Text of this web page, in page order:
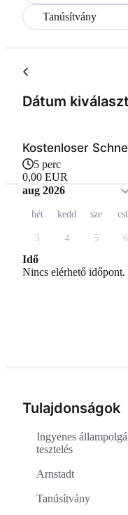
Tanúsítvány
Tulajdonságok
Ingyenes
tesztelés
Arnstadt
Tanúsítvány
Dátum
Kostenloser
5 perc
0,00 EUR
aug 2026
hét kedd sze
3 4 5 6
Idő
Nincs elérhető időpont.